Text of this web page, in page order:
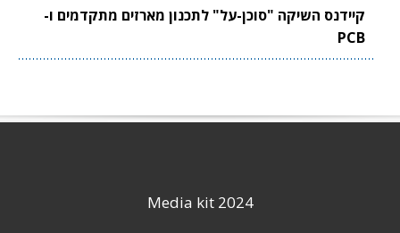
קיידנס השיקה "סוכן-על" לתכנון מארזים מתקדמים ו-
PCB
Media kit 2024